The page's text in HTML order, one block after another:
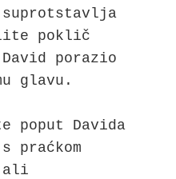
suprotstavlja
poklič
porazio
glavu.
poput Davida
praćkom
ali